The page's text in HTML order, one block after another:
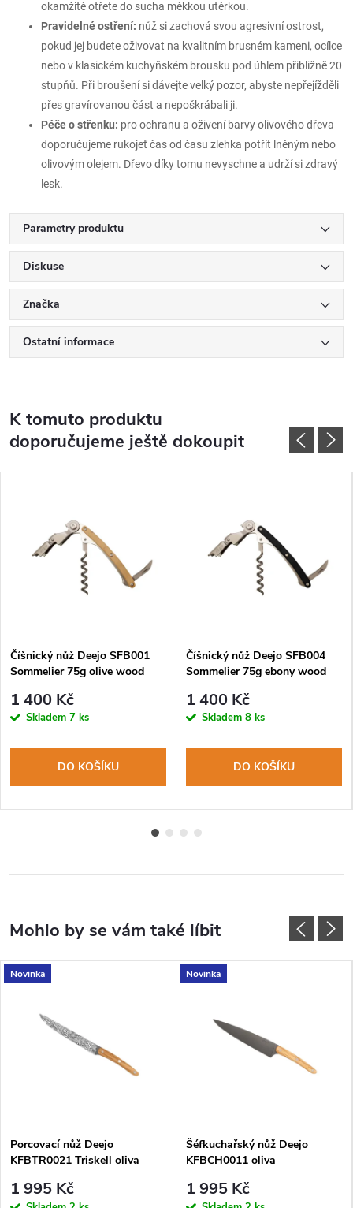
okamžitě otřete do sucha měkkou utěrkou.
Pravidelné ostření: nůž si zachová svou agresivní ostrost,
pokud jej budete oživovat na kvalitním brusném kameni, ocílce
nebo v klasickém kuchyňském brousku pod úhlem přibližně 20
stupňů. Při broušení si dávejte velký pozor, abyste nepřejížděli
přes gravírovanou část a nepoškrábali ji.
Péče o střenku: pro ochranu a oživení barvy olivového dřeva
doporučujeme rukojeť čas od času zlehka potřít lněným nebo
olivovým olejem. Dřevo díky tomu nevyschne a udrží si zdravý
lesk.
Parametry produktu
Diskuse
Značka
Ostatní informace
K tomuto produktu
doporučujeme ještě dokoupit
Číšnický nůž Deejo SFB001
Sommelier 75g olive wood
1 400 Kč
Skladem 7 ks
DO KOŠÍKU
Číšnický nůž Deejo SFB004
Sommelier 75g ebony wood
1 400 Kč
Skladem 8 ks
DO KOŠÍKU
Novinka
Porcovací nůž Deejo
KFBTR0021 Triskell oliva
1 995 Kč
Novinka
Šéfkuchařský nůž Deejo
KFBCH0011 oliva
1 995 Kč